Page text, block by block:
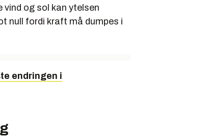
vind og sol kan ytelsen
null fordi kraft må dumpes i
endringen i